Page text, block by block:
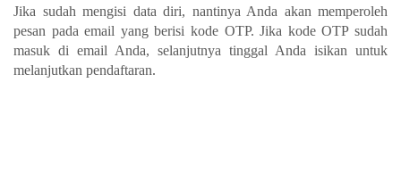
Jika sudah mengisi data diri, nantinya Anda akan memperoleh
pesan pada email yang berisi kode OTP. Jika kode OTP sudah
masuk di email Anda, selanjutnya tinggal Anda isikan untuk
melanjutkan pendaftaran.